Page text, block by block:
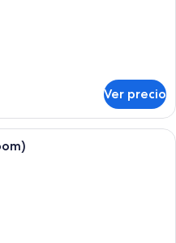
Ver precio
Habitación de hotel moderna con